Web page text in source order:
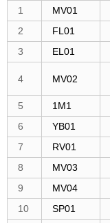
1
MV01
2
FL01
3
EL01
4 MV02
5 1M1
6
YB01
7
RV01
8
MV03
9
MV04
10
SP01